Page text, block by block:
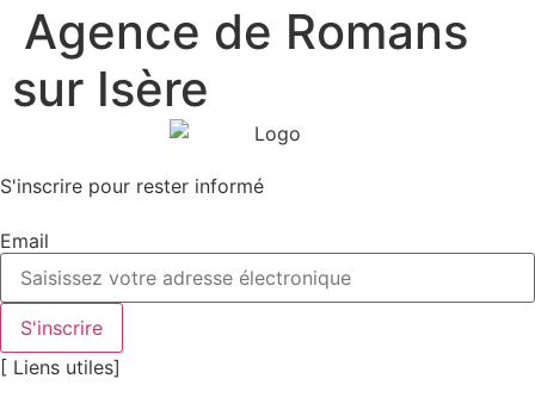
Agence de Romans
sur Isère
S'inscrire pour rester informé
Email
S'inscrire
[ Liens utiles]